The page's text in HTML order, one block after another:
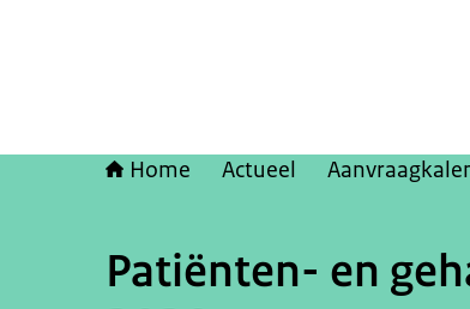
Home Actueel
Patiënten- en